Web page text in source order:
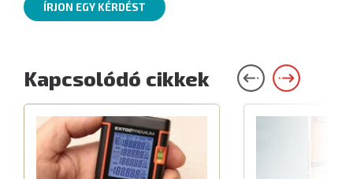
ÍRJON EGY KÉRDÉST
Kapcsolódó cikkek